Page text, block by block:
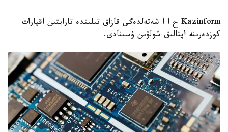
Kazinform ح ا ا شەتەلدەگى قازاق تىلىندە تارايتىن اقپارات
كوزدەرىنە اپتالىق شولۋىن ۇسىنادى.